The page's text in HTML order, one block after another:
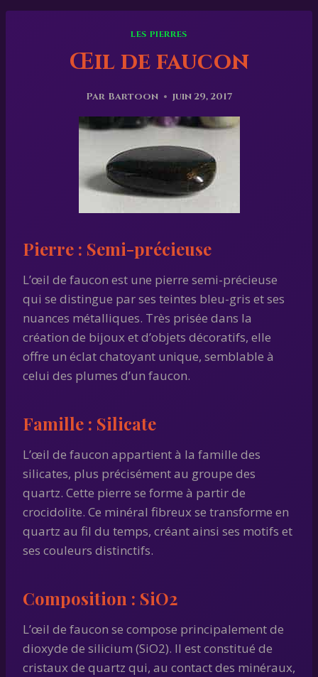
LES PIERRES
Œil de faucon
Par Bartoon juin 29, 2017
Pierre : Semi-précieuse
L’œil de faucon est une pierre semi-précieuse
qui se distingue par ses teintes bleu-gris et ses
nuances métalliques. Très prisée dans la
création de bijoux et d’objets décoratifs, elle
offre un éclat chatoyant unique, semblable à
celui des plumes d’un faucon.
Famille : Silicate
L’œil de faucon appartient à la famille des
silicates, plus précisément au groupe des
quartz. Cette pierre se forme à partir de
crocidolite. Ce minéral fibreux se transforme en
quartz au fil du temps, créant ainsi ses motifs et
ses couleurs distinctifs.
Composition : SiO2
L’œil de faucon se compose principalement de
dioxyde de silicium (SiO2). Il est constitué de
cristaux de quartz qui, au contact des minéraux,